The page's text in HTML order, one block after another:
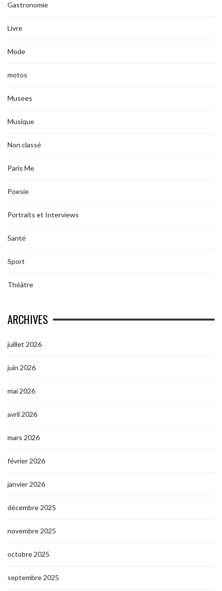
Gastronomie
Livre
Mode
motos
Musees
Musique
Non classé
Paris Me
Poesie
Portraits et Interviews
Santé
Sport
Théâtre
ARCHIVES
juillet 2026
juin 2026
mai 2026
avril 2026
mars 2026
février 2026
janvier 2026
décembre 2025
novembre 2025
octobre 2025
septembre 2025